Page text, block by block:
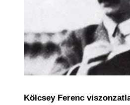
Kölcsey Ferenc